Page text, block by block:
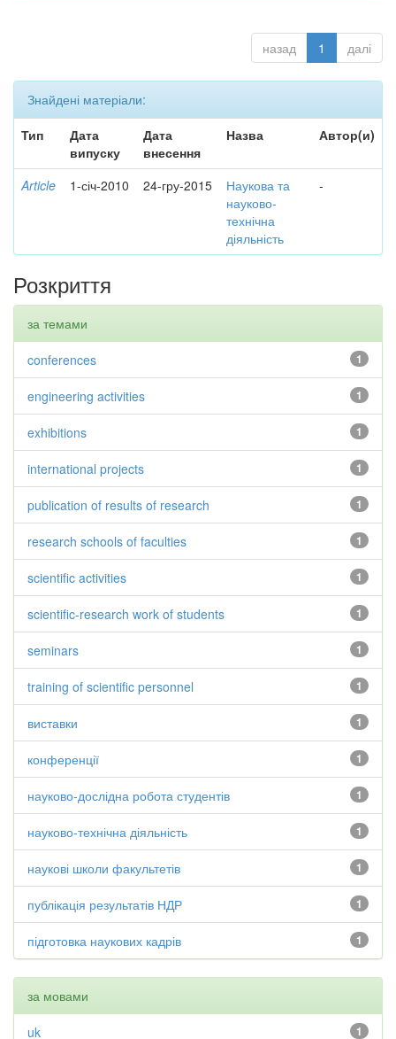
назад 1 далі
Знайдені матеріали:
Тип
Дата
випуску
Дата
внесення
Назва Автор(и)
Article 1-січ-2010 24-гру-2015
Наукова та
науково-
технічна
діяльність
-
Розкриття
за темами
1
conferences
1
engineering activities
1
exhibitions
1
international projects
1
publication of results of research
1
research schools of faculties
1
scientific activities
1
scientific-research work of students
1
seminars
1
training of scientific personnel
1
виставки
1
конференції
1
науково-дослідна робота студентів
1
науково-технічна діяльність
1
наукові школи факультетів
1
публікація результатів НДР
1
підготовка наукових кадрів
за мовами
1
uk